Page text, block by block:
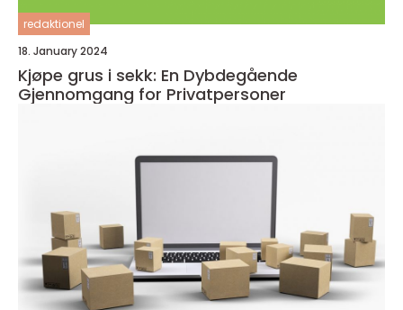
redaktionel
18. January 2024
Kjøpe grus i sekk: En Dybdegående
Gjennomgang for Privatpersoner